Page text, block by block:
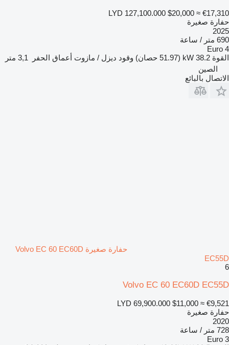
LYD 127,100.000 $20,000 ≈ €17,310
حفارة صغيرة
2025
690 متر / ساعة
Euro 4
القوة 38.2 kW (51.97 حصان) وقود ديزل / مازوت أعماق الحفر
3,1 متر
الصين
الاتصال بالبائع
حفارة صغيرة Volvo EC 60 EC60D
EC55D
6
Volvo EC 60 EC60D EC55D
LYD 69,900.000 $11,000 ≈ €9,521
حفارة صغيرة
2020
728 متر / ساعة
Euro 3